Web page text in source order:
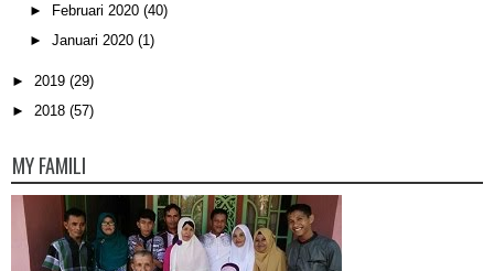
►
Februari 2020 (40)
► Januari 2020 (1)
► 2019 (29)
► 2018 (57)
MY FAMILI